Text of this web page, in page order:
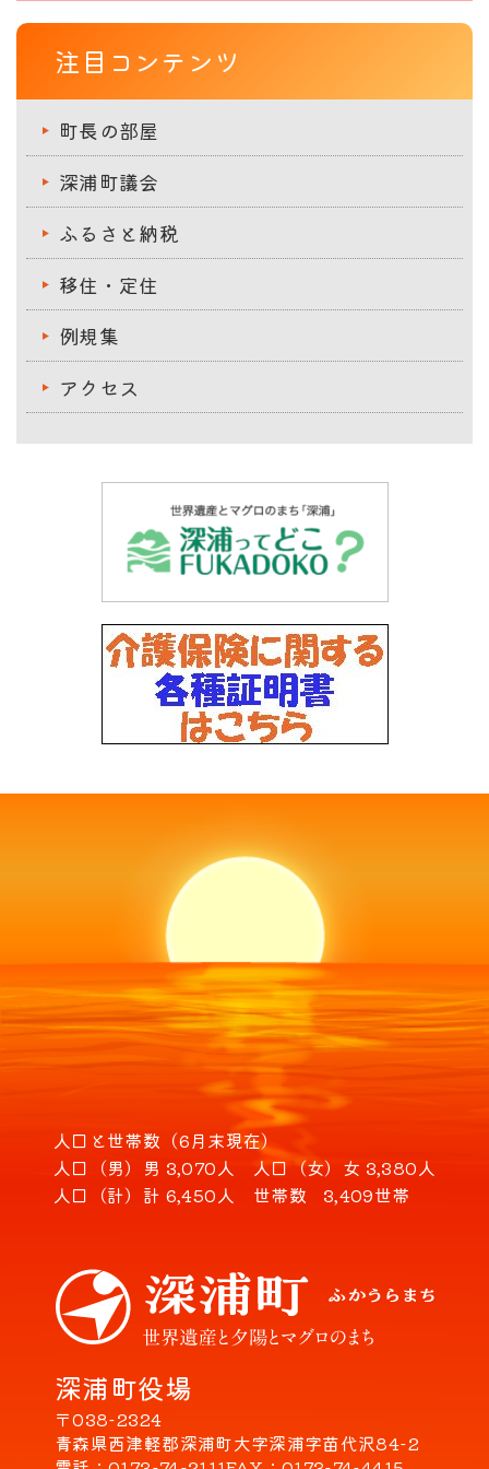
注目コンテンツ
町長の部屋
深浦町議会
ふるさと納税
移住・定住
例規集
アクセス
深浦町役場
〒038-2324
青森県西津軽郡深浦町大字深浦字苗代沢84-2
人口と世帯数（6月末現在）
人口（男） 男 3,070人 人口（女） 女 3,380人
人口（計） 計 6,450人 世帯数 3,409世帯